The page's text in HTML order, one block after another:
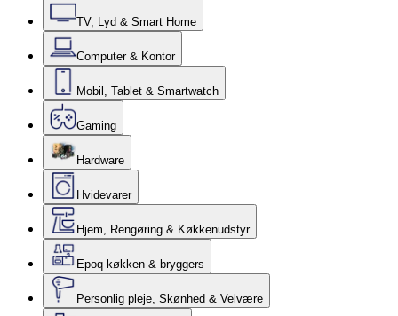
TV, Lyd & Smart Home
Computer & Kontor
Mobil, Tablet & Smartwatch
Gaming
Hardware
Hvidevarer
Hjem, Rengøring & Køkkenudstyr
Epoq køkken & bryggers
Personlig pleje, Skønhed & Velvære